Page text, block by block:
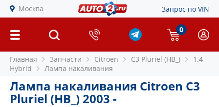
Москва Запрос по VIN
0
Главная Запчасти Citroen C3 Pluriel (HB_)
1.4
Hybrid
Лампа накаливания
Лампа накаливания Citroen C3
Pluriel (HB_) 2003 -